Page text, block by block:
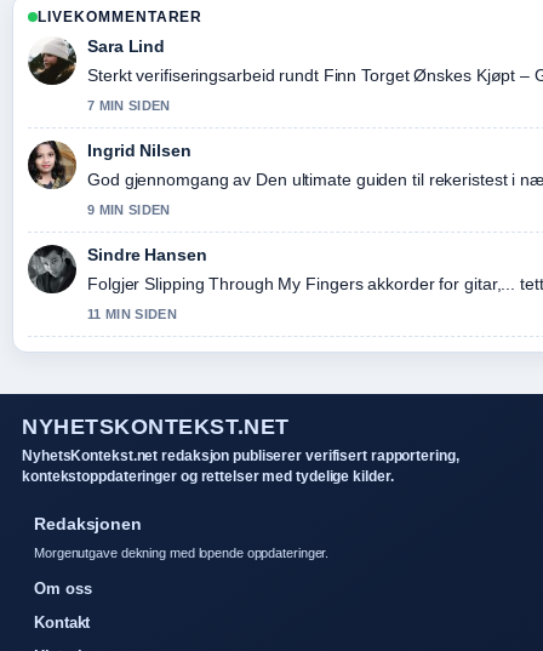
LIVEKOMMENTARER
Sara Lind
Sterkt verifiseringsarbeid rundt Finn Torget Ønskes Kjøpt –
7 MIN SIDEN
Ingrid Nilsen
God gjennomgang av Den ultimate guiden til rekeristest i
9 MIN SIDEN
Sindre Hansen
Folgjer Slipping Through My Fingers akkorder for gitar,...
11 MIN SIDEN
NYHETSKONTEKST.NET
NyhetsKontekst.net redaksjon publiserer verifisert rapportering,
kontekstoppdateringer og rettelser med tydelige kilder.
Redaksjonen
Morgenutgave dekning med lopende oppdateringer.
Om oss
Kontakt